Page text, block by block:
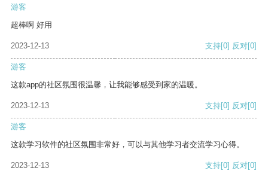
游客
超棒啊 好用
2023-12-13 支持[0] 反对[0]
游客
这款app的社区氛围很温馨，让我能够感受到家的温暖。
2023-12-13 支持[0] 反对[0]
游客
这款学习软件的社区氛围非常好，可以与其他学习者交流学习心得。
2023-12-13 支持[0] 反对[0]